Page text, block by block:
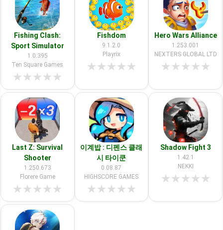
Fishing Clash:
Sport Simulator
1.0.395
Ten Square Games
★★★★★
Fishdom
9.1.2.0
Playrix
★★★★★
Hero Wars Alliance
1.253.001
NEXTERS GLOBAL LTD
★★★★★
Last Z: Survival
Shooter
1.250.673
Florere Game
★★★★★
이계밥 : 디펜스 클래
시 타이쿤
0.08.87
HIGHSCORE GAMES
★★★★★
Shadow Fight 3
1.42.1
NEKKI
★★★★★